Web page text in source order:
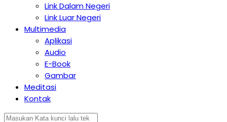
Link Dalam Negeri
Link Luar Negeri
Multimedia
Aplikasi
Audio
E-Book
Gambar
Meditasi
Kontak